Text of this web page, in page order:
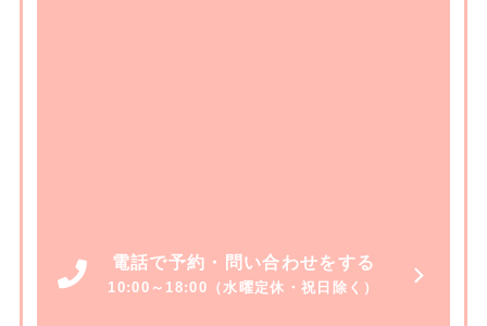
電話で予約・問い合わせをする
10:00～18:00（水曜定休・祝日除く）